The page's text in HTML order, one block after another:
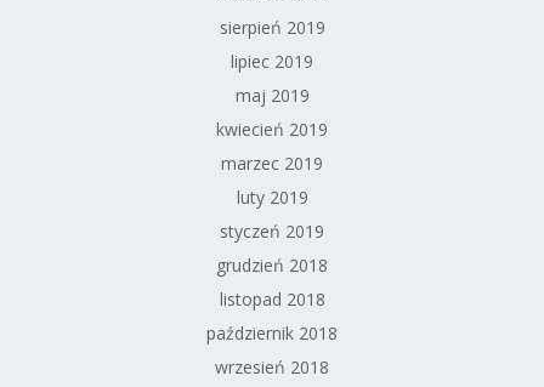
sierpień 2019
lipiec 2019
maj 2019
kwiecień 2019
marzec 2019
luty 2019
styczeń 2019
grudzień 2018
listopad 2018
październik 2018
wrzesień 2018